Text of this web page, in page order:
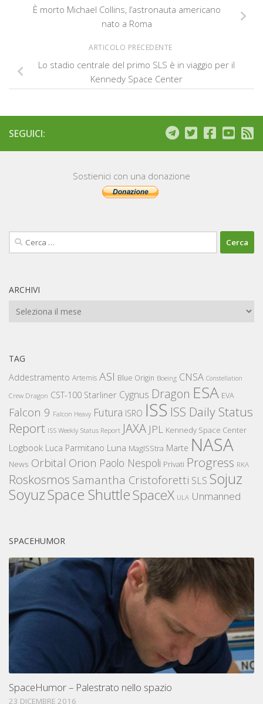
È morto Michael Collins, l’astronauta americano
nato a Roma
ARTICOLO PRECEDENTE
Lo stadio centrale del primo SLS è in viaggio per il
Kennedy Space Center
SEGUICI:
Sostienici con una donazione
Ricerca
per:
ARCHIVI
Archivi
TAG
Addestramento Artemis ASI Blue Origin Boeing CNSA Constellation
Crew Dragon CST-100 Starliner Cygnus Dragon ESA EVA
Falcon 9 Falcon Heavy Futura ISRO ISS ISS Daily Status
Report ISS Weekly Status Report JAXA JPL Kennedy Space Center
Logbook Luca Parmitano Luna MagISStra Marte NASA
News Orbital Orion Paolo Nespoli Privati Progress RKA
Roskosmos Samantha Cristoforetti SLS Sojuz
SoyuzSpace ShuttleSpaceX ULA Unmanned
SPACEHUMOR
SpaceHumor – Palestrato nello spazio
23 DICEMBRE 2016